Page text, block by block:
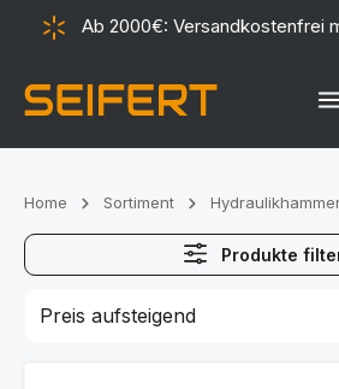
springenAb 2000€: Versandkostenfrei
Home Sortiment
Produkte